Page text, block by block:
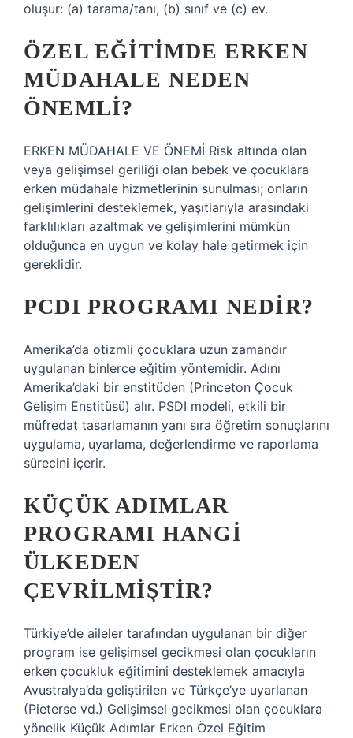
oluşur: (a) tarama/tanı, (b) sınıf ve (c) ev.
ÖZEL EĞITIMDE ERKEN
MÜDAHALE NEDEN
ÖNEMLI?
ERKEN MÜDAHALE VE ÖNEMİ Risk altında olan
veya gelişimsel geriliği olan bebek ve çocuklara
erken müdahale hizmetlerinin sunulması; onların
gelişimlerini desteklemek, yaşıtlarıyla arasındaki
farklılıkları azaltmak ve gelişimlerini mümkün
olduğunca en uygun ve kolay hale getirmek için
gereklidir.
PCDI PROGRAMI NEDIR?
Amerika’da otizmli çocuklara uzun zamandır
uygulanan binlerce eğitim yöntemidir. Adını
Amerika’daki bir enstitüden (Princeton Çocuk
Gelişim Enstitüsü) alır. PSDI modeli, etkili bir
müfredat tasarlamanın yanı sıra öğretim sonuçlarını
uygulama, uyarlama, değerlendirme ve raporlama
sürecini içerir.
KÜÇÜK ADIMLAR
PROGRAMI HANGI
ÜLKEDEN
ÇEVRILMIŞTIR?
Türkiye’de aileler tarafından uygulanan bir diğer
program ise gelişimsel gecikmesi olan çocukların
erken çocukluk eğitimini desteklemek amacıyla
Avustralya’da geliştirilen ve Türkçe’ye uyarlanan
(Pieterse vd.) Gelişimsel gecikmesi olan çocuklara
yönelik Küçük Adımlar Erken Özel Eğitim